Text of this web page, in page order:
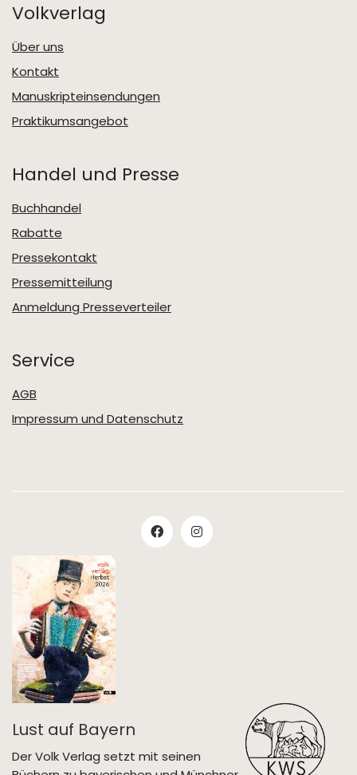
Volkverlag
Über uns
Kontakt
Manuskripteinsendungen
Praktikumsangebot
Handel und Presse
Buchhandel
Rabatte
Pressekontakt
Pressemitteilung
Anmeldung Presseverteiler
Service
AGB
Impressum und Datenschutz
Lust auf Bayern
Der Volk Verlag setzt mit seinen